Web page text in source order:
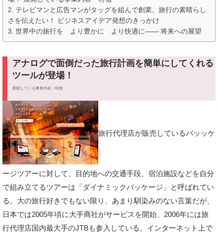
テレビマンと広告マンがタッグを組んで創業。旅行の素晴らし
さを伝えたい！ ビジネスアイデア発想のきっかけ
世界中の旅行を より豊かに より快適に―― 将来への展望
アナログで面倒だった旅行計画を簡単にしてくれる
ツールが登場！
展開している事業内容・特徴
旅行代理店が販売しているパッッケ
ージツアーに対して、目的地への交通手段、宿泊施設などを自分
で組み立てるツアーは「ダイナミックパッケージ」と呼ばれてい
る。大の旅行好きでもない限り、あまり馴染みのない言葉だが、
日本では2005年頃に大手商社がサービスを開始、2006年には旅
行代理店国内最大手のJTBも参入している。インターネット上で